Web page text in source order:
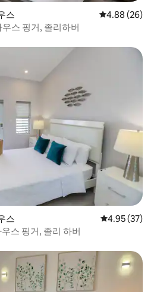
스 평점 4.88점(5
4.88 (26)
스 핑거, 졸리하버
스 평점 4.95점(5
4.95 (37)
스 핑거, 졸리 하버